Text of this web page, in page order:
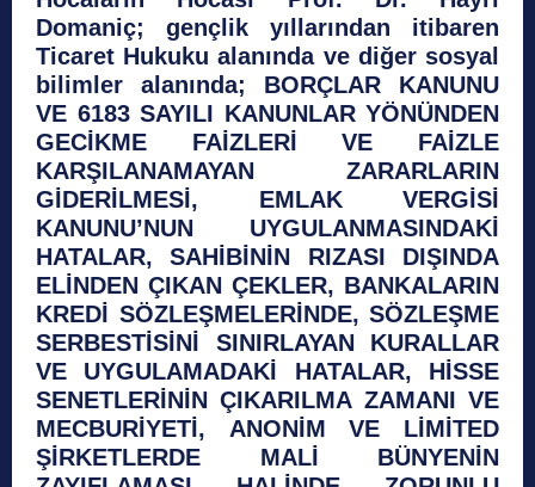
Domaniç; gençlik yıllarından itibaren
Ticaret Hukuku alanında ve diğer sosyal
bilimler alanında; BORÇLAR KANUNU
VE 6183 SAYILI KANUNLAR YÖNÜNDEN
GECİKME FAİZLERİ VE FAİZLE
KARŞILANAMAYAN ZARARLARIN
GİDERİLMESİ, EMLAK VERGİSİ
KANUNU’NUN UYGULANMASINDAKİ
HATALAR, SAHİBİNİN RIZASI DIŞINDA
ELİNDEN ÇIKAN ÇEKLER, BANKALARIN
KREDİ SÖZLEŞMELERİNDE, SÖZLEŞME
SERBESTİSİNİ SINIRLAYAN KURALLAR
VE UYGULAMADAKİ HATALAR, HİSSE
SENETLERİNİN ÇIKARILMA ZAMANI VE
MECBURİYETİ, ANONİM VE LİMİTED
ŞİRKETLERDE MALİ BÜNYENİN